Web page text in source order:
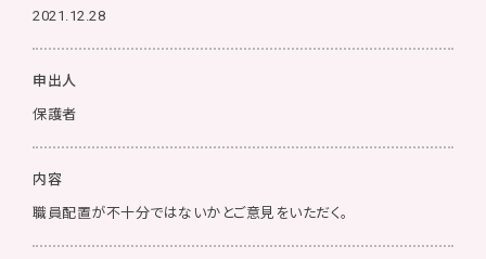
2021.12.28
申出人
保護者
内容
職員配置が不十分ではないかとご意見をいただく。